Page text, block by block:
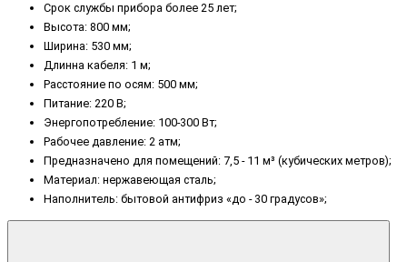
Срок службы прибора более 25 лет;
Высота: 800 мм;
Ширина: 530 мм;
Длинна кабеля: 1 м;
Расстояние по осям: 500 мм;
Питание: 220 В;
Энергопотребление: 100-300 Вт;
Рабочее давление: 2 атм;
Предназначено для помещений: 7,5 - 11 м³ (кубических метров);
Материал: нержавеющая сталь;
Наполнитель: бытовой антифриз «до - 30 градусов»;